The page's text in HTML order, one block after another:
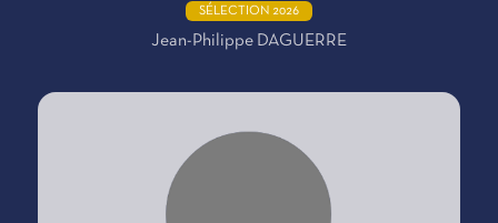
SÉLECTION 2026
Jean-Philippe DAGUERRE